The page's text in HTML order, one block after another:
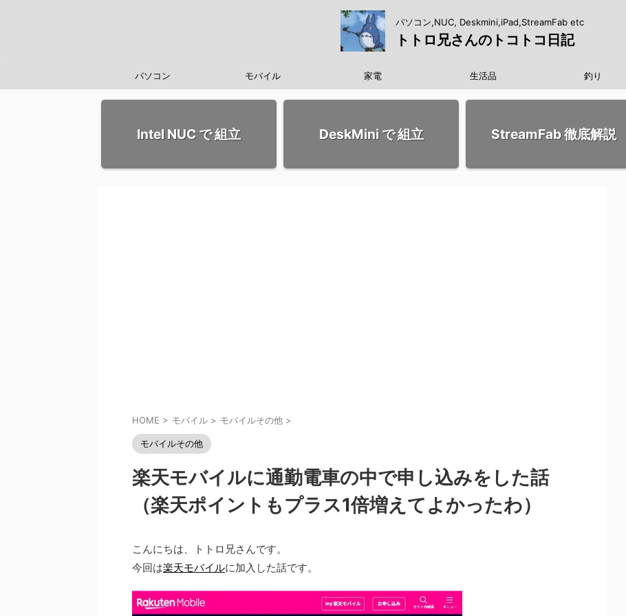
パソコン,NUC, Deskmini,iPad,StreamFab etc
トトロ兄さんのトコトコ日記
パソコン モバイル 家電 生活品 釣り
Intel NUC で 組立 DeskMini で 組立 StreamFab 徹底解説
HOME > モバイル > モバイルその他 >
モバイルその他
楽天モバイルに通勤電車の中で申し込みをした話
（楽天ポイントもプラス1倍増えてよかったわ）
こんにちは、トトロ兄さんです。
今回は楽天モバイルに加入した話です。